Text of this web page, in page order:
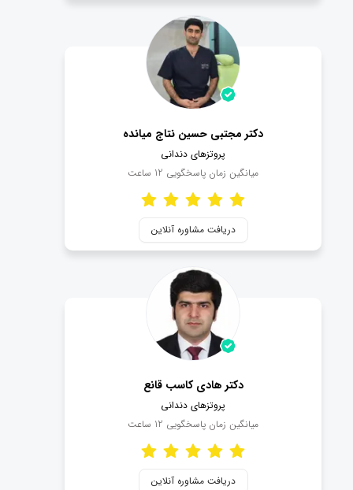
دکتر مجتبی حسین نتاج میانده
پروتزهای دندانی
میانگین زمان پاسخگویی 12 ساعت
دریافت مشاوره آنلاین
دکتر هادی کاسب قانع
پروتزهای دندانی
میانگین زمان پاسخگویی 12 ساعت
دریافت مشاوره آنلاین